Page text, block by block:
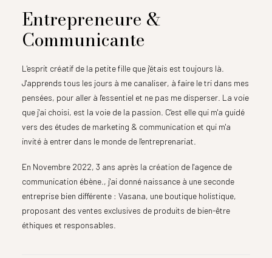
Entrepreneure &
Communicante
L'esprit créatif de la petite fille que j'étais est toujours là.
J'apprends tous les jours à me canaliser, à faire le tri dans mes
pensées, pour aller à l'essentiel et ne pas me disperser. La voie
que j'ai choisi, est la voie de la passion. C'est elle qui m'a guidé
vers des études de marketing & communication et qui m'a
invité à entrer dans le monde de l'entreprenariat.
En Novembre 2022, 3 ans après la création de l'agence de
communication ébène., j'ai donné naissance à une seconde
entreprise bien différente : Vasana, une boutique holistique,
proposant des ventes exclusives de produits de bien-être
éthiques et responsables.